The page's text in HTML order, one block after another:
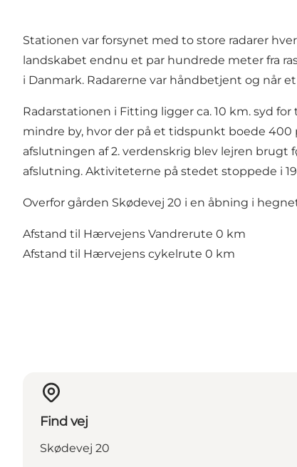
Stationen var forsynet med to store radarer
landskabet endnu et par hundrede meter fra
i Danmark. Radarerne var håndbetjent og når
Radarstationen i Fitting ligger ca. 10 km. syd
mindre by, hvor der på et tidspunkt boede
afslutningen af 2. verdenskrig blev lejren brugt
afslutning. Aktiviteterne på stedet stoppede i
Overfor gården Skødevej 20 i en åbning i
Afstand til Hærvejens Vandrerute 0 km
Afstand til Hærvejens cykelrute 0 km
Find vej
Skødevej 20